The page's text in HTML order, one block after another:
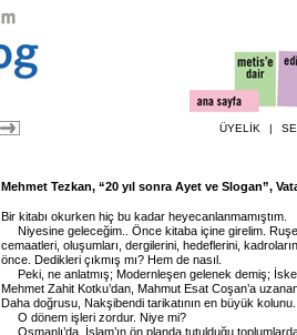
ÜYELİK |
Mehmet Tezkan, “20 yıl sonra Ayet ve Slogan”,
Bir kitabı okurken hiç bu kadar heyecanlanmamıştım.
Niyesine geleceğim.. Önce kitaba içine girelim.
cemaatleri, oluşumları, dergilerini, hedeflerini,
önce. Dedikleri çıkmış mı? Hem de nasıl.
Peki, ne anlatmış; Modernleşen gelenek demiş;
Mehmet Zahit Kotku’dan, Mahmut Esat Coşan’a uzanan
Daha doğrusu, Nakşibendi tarikatının en büyük kolunu.
O dönem işleri zordur. Niye mi?
Osmanlı’da, İslam’ın ön planda tutulduğu